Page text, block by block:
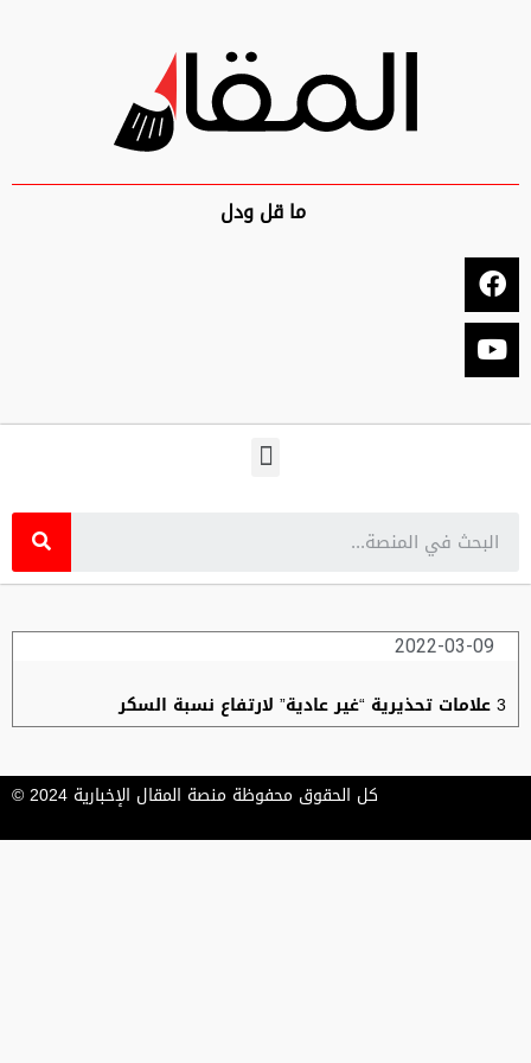
ما قل ودل
2022-03-09
3 علامات تحذيرية “غير عادية” لارتفاع نسبة السكر
كل الحقوق محفوظة منصة المقال الإخبارية 2024 ©